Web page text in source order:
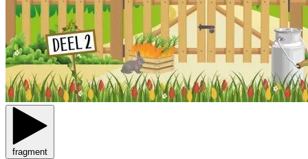
fragment